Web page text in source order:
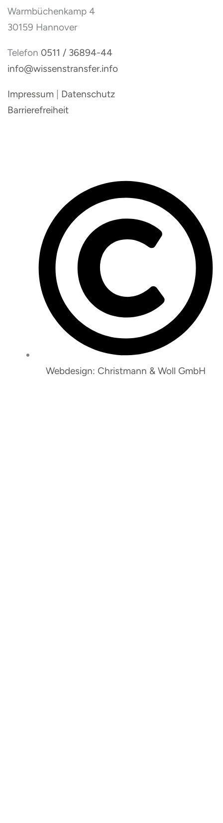
Warmbüchenkamp 4
30159 Hannover
Telefon 0511 / 36894-44
info@wissenstransfer.info
Impressum | Datenschutz
Barrierefreiheit
Webdesign: Christmann & Woll GmbH